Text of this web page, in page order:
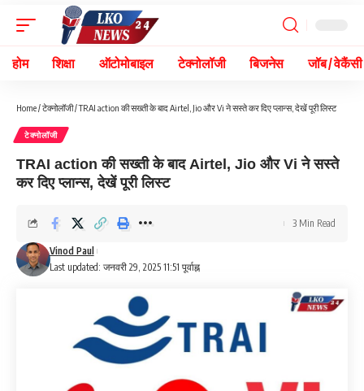
होम शिक्षा ऑटोमोबाइल टेक्नोलॉजी बिजनेस जॉब / वेकैंसी
Home/टेक्नोलॉजी/TRAI action की सख्ती के बाद Airtel, Jio और Vi ने सस्ते कर दिए प्लान्स, देखें पूरी लिस्ट
टेक्नोलॉजी
TRAI action की सख्ती के बाद Airtel, Jio और Vi ने सस्ते
कर दिए प्लान्स, देखें पूरी लिस्ट
Last updated: जनवरी 29, 2025 11:51 पूर्वाह्न
Vinod Paul
3 Min Read